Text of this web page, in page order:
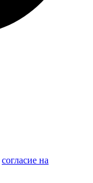
согласие на